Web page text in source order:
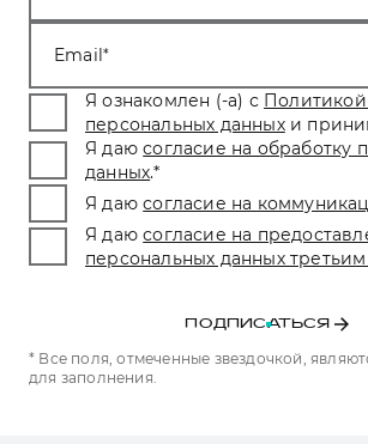
Email
Я ознакомлен (-а) с
персональных данных и
Я даю согласие на обработку
данных.*
Я даю согласие на
Я даю согласие на
персональных данных
ПОДПИСАТЬСЯ
* Все поля, отмеченные звездочкой,
для заполнения.